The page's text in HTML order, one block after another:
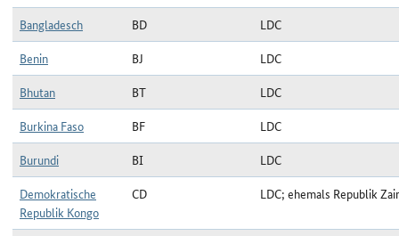
Bangladesch
BD
LDC
Benin
BJ
LDC
Bhutan
BT
LDC
Burkina Faso
BF
LDC
Burundi
BI
LDC
Demokratische
Republik Kongo
CD LDC; ehemals Republik